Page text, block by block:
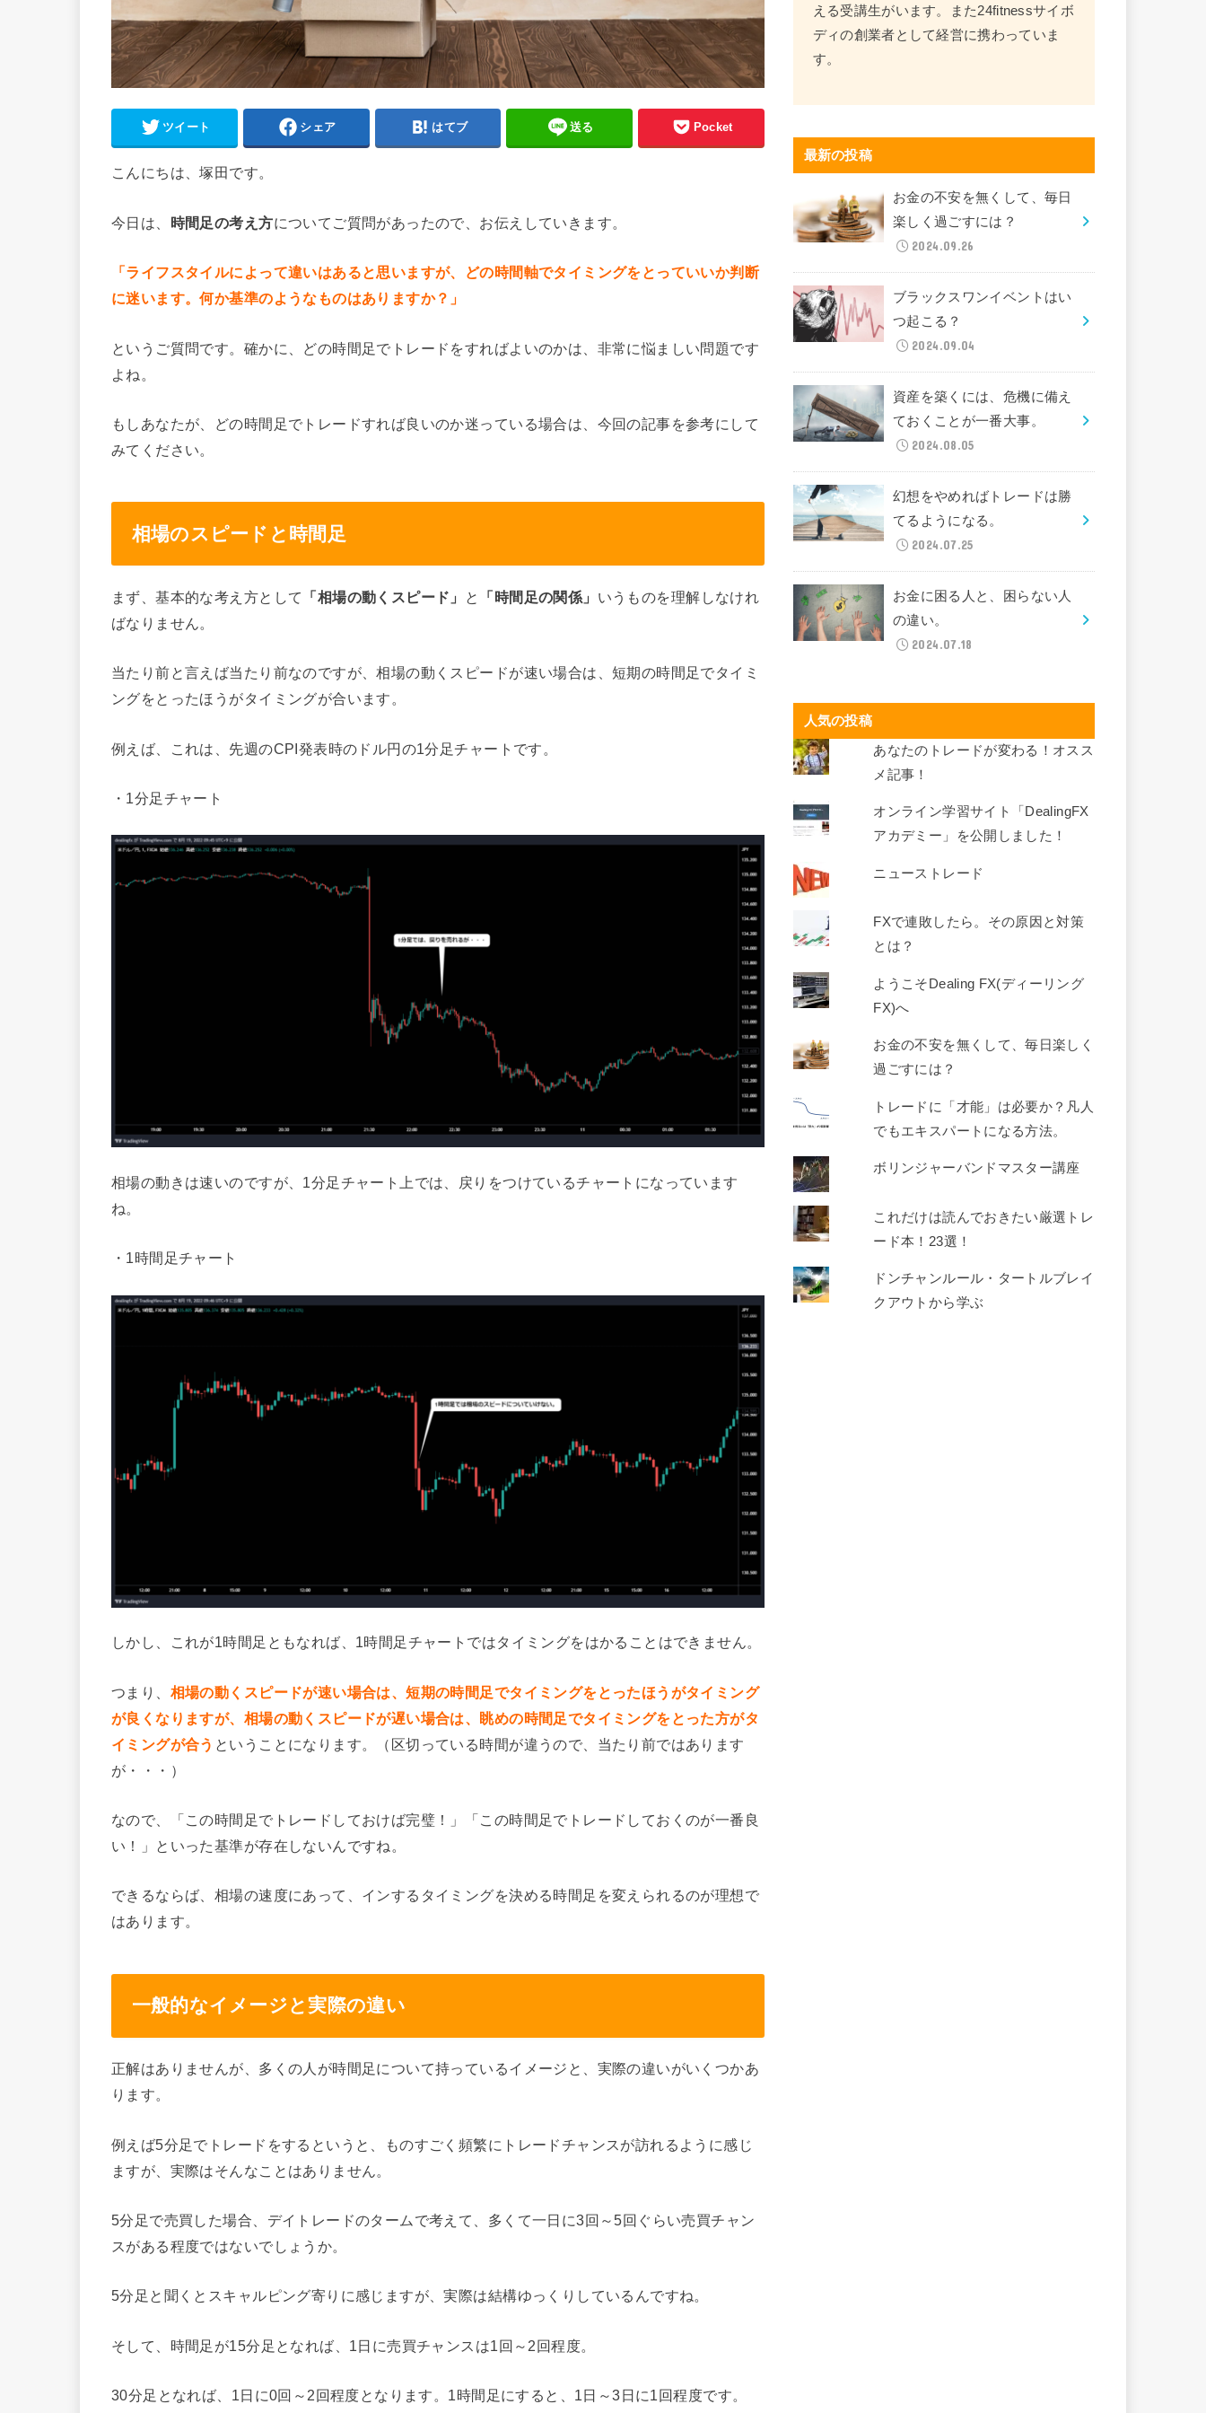
ツイート シェア はてブ 送る Pocket
こんにちは、塚田です。
今日は、 時間足の考え方についてご質問があったので、お伝えしていきます。
「ライフスタイルによって違いはあると思いますが、どの時間軸でタイミングをとっていいか判断
に迷います。何か基準のようなものはありますか？」
というご質問です。確かに、どの時間足でトレードをすればよいのかは、非常に悩ましい問題です
よね。
もしあなたが、どの時間足でトレードすれば良いのか迷っている場合は、今回の記事を参考にして
みてください。
相場のスピードと時間足
まず、基本的な考え方として 「相場の動くスピード」 と 「時間足の関係」 いうものを理解しなけれ
ばなりません。
当たり前と言えば当たり前なのですが、相場の動くスピードが速い場合は、短期の時間足でタイミ
ングをとったほうがタイミングが合います。
例えば、これは、先週のCPI発表時のドル円の1分足チャートです。
・1分足チャート
相場の動きは速いのですが、1分足チャート上では、戻りをつけているチャートになっています
ね。
・1時間足チャート
しかし、これが1時間足ともなれば、1時間足チャートではタイミングをはかることはできません。
つまり、 相場の動くスピードが速い場合は、短期の時間足でタイミングをとったほうがタイミング
が良くなりますが、相場の動くスピードが遅い場合は、眺めの時間足でタイミングをとった方がタ
イミングが合う ということになります。（区切っている時間が違うので、当たり前ではあります
が・・・）
なので、「この時間足でトレードしておけば完璧！」「この時間足でトレードしておくのが一番良
い！」といった基準が存在しないんですね。
できるならば、相場の速度にあって、インするタイミングを決める時間足を変えられるのが理想で
はあります。
一般的なイメージと実際の違い
正解はありませんが、多くの人が時間足について持っているイメージと、実際の違いがいくつかあ
ります。
例えば5分足でトレードをするというと、ものすごく頻繁にトレードチャンスが訪れるように感じ
ますが、実際はそんなことはありません。
5分足で売買した場合、デイトレードのタームで考えて、多くて一日に3回～5回ぐらい売買チャン
スがある程度ではないでしょうか。
5分足と聞くとスキャルピング寄りに感じますが、実際は結構ゆっくりしているんですね。
そして、時間足が15分足となれば、1日に売買チャンスは1回～2回程度。
30分足となれば、1日に0回～2回程度となります。1時間足にすると、1日～3日に1回程度です。
える受講生がいます。また24fitnessサイボ
ディの創業者として経営に携わっていま
す。
最新の投稿
お金の不安を無くして、毎日
楽しく過ごすには？
2024.09.26
ブラックスワンイベントはい
つ起こる？
2024.09.04
資産を築くには、危機に備え
ておくことが一番大事。
2024.08.05
幻想をやめればトレードは勝
てるようになる。
2024.07.25
お金に困る人と、困らない人
の違い。
2024.07.18
人気の投稿
あなたのトレードが変わる！オスス
メ記事！
オンライン学習サイト「DealingFX
アカデミー」を公開しました！
ニューストレード
FXで連敗したら。その原因と対策
とは？
ようこそDealing FX(ディーリング
FX)へ
お金の不安を無くして、毎日楽しく
過ごすには？
トレードに「才能」は必要か？凡人
でもエキスパートになる方法。
ボリンジャーバンドマスター講座
これだけは読んでおきたい厳選トレ
ード本！23選！
ドンチャンルール・タートルブレイ
クアウトから学ぶ